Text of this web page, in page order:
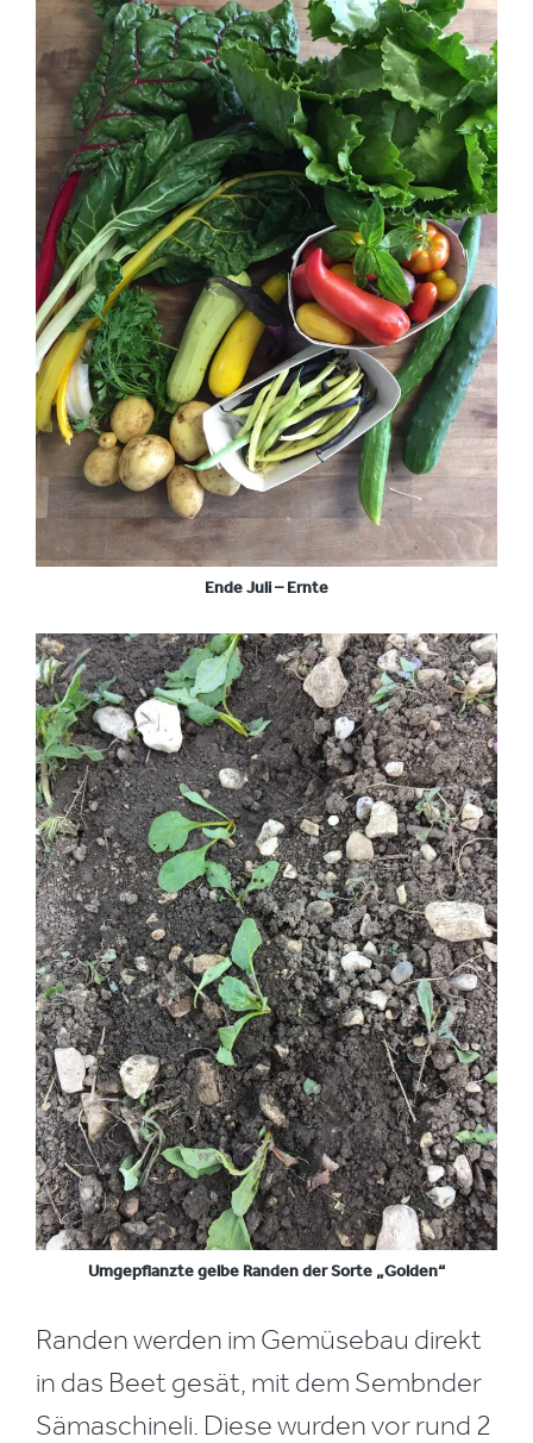
Ende Juli – Ernte
Umgepflanzte gelbe Randen der Sorte „Golden“
Randen werden im Gemüsebau direkt
in das Beet gesät, mit dem Sembnder
Sämaschineli. Diese wurden vor rund 2